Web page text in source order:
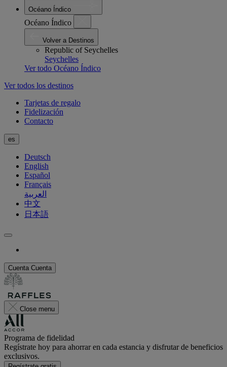
Océano Índico
Océano Índico
Volver a Destinos
Republic of Seychelles
Seychelles
Ver todo Océano Índico
Ver todos los destinos
Tarjetas de regalo
Fidelización
Contacto
es
Deutsch
English
Español
Français
العربية
中文
日本語
Cuenta Cuenta
Close menu
Programa de fidelidad
Regístrate hoy para ahorrar en cada estancia y disfrutar de beneficios
exclusivos.